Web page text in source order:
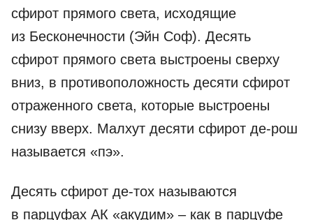
сфирот прямого света, исходящие
из Бесконечности (Эйн Соф). Десять
сфирот прямого света выстроены сверху
вниз, в противоположность десяти сфирот
отраженного света, которые выстроены
снизу вверх. Малхут десяти сфирот де-рош
называется «пэ».
Десять сфирот де-тох называются
в парцуфах АК «акудим» – как в парцуфе